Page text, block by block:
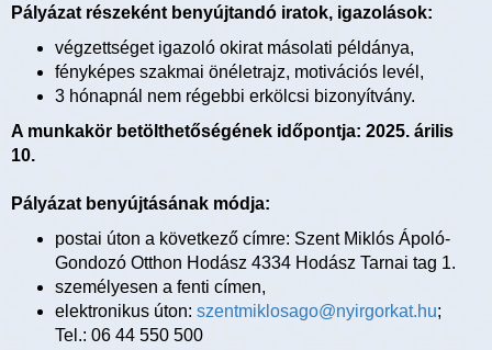
Pályázat részeként benyújtandó iratok, igazolások:
végzettséget igazoló okirat másolati példánya,
fényképes szakmai önéletrajz, motivációs levél,
3 hónapnál nem régebbi erkölcsi bizonyítvány.
A munkakör betölthetőségének időpontja: 2025. árilis
10.
Pályázat benyújtásának módja:
postai úton a következő címre: Szent Miklós Ápoló-
Gondozó Otthon Hodász 4334 Hodász Tarnai tag 1.
személyesen a fenti címen,
elektronikus úton: szentmiklosago@nyirgorkat.hu;
Tel.: 06 44 550 500